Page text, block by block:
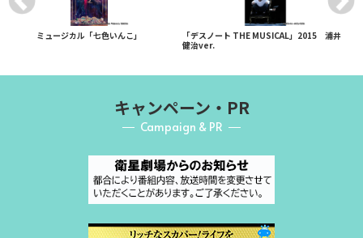
ミュージカル「七色いんこ」
「デスノート THE MUSICAL」2015 浦井
健治ver.
キャンペーン・PR
Campaign & PR